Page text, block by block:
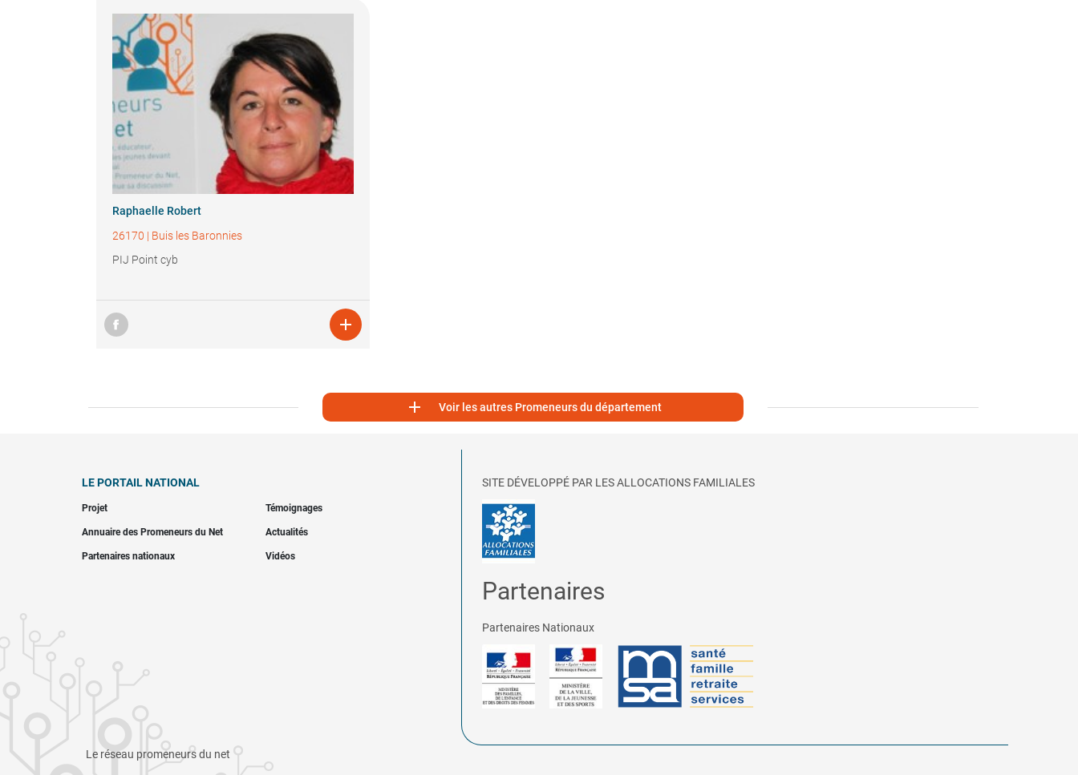
Raphaelle Robert
26170 | Buis les Baronnies
PIJ Point cyb

 Voir les autres Promeneurs du département
LE PORTAIL NATIONAL
Projet Témoignages
Annuaire des Promeneurs du Net Actualités
Partenaires nationaux Vidéos
SITE DÉVELOPPÉ PAR LES ALLOCATIONS FAMILIALES
Partenaires
Partenaires Nationaux
Le réseau promeneurs du net